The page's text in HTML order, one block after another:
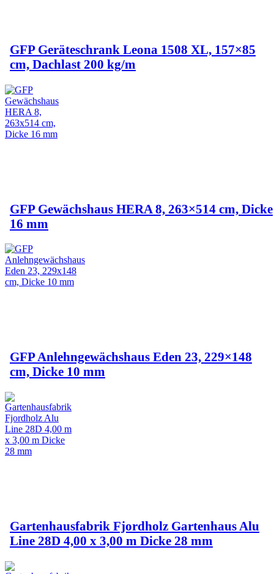
GFP Geräteschrank Leona 1508 XL, 157×85
cm, Dachlast 200 kg/m
GFP Gewächshaus HERA 8, 263×514 cm, Dicke
16 mm
GFP Anlehngewächshaus Eden 23, 229×148
cm, Dicke 10 mm
Gartenhausfabrik Fjordholz Gartenhaus Alu
Line 28D 4,00 x 3,00 m Dicke 28 mm